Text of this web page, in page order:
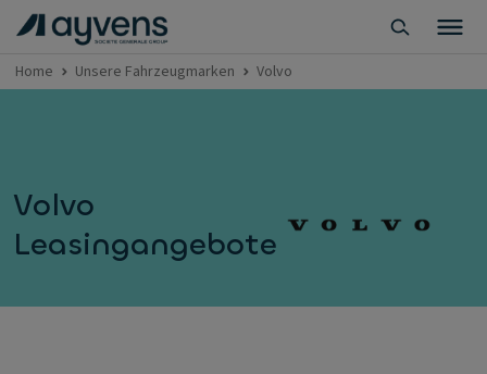
Home Unsere Fahrzeugmarken Volvo
Volvo
Leasingangebote